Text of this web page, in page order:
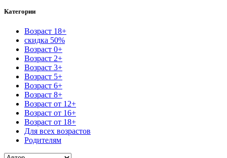
Категории
Возраст 18+
скидка 50%
Возраст 0+
Возраст 2+
Возраст 3+
Возраст 5+
Возраст 6+
Возраст 8+
Возраст от 12+
Возраст от 16+
Возраст от 18+
Для всех возрастов
Родителям